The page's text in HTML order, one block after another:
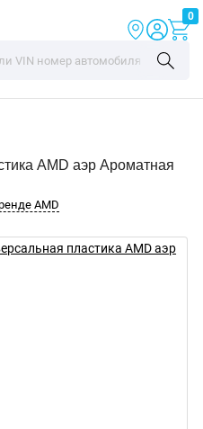
0
AMD аэр Ароматная
AMD